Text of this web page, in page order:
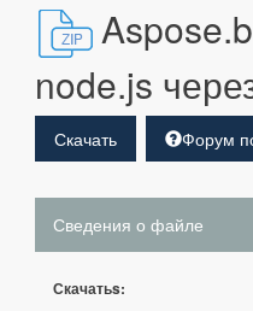
node.js
Скачать Форум
Сведения о файле
Скачатьs: